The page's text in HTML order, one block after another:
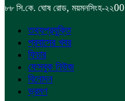
৮৮ সি.কে. ঘোষ রোড, ময়মনসিংহ-২২00
তথ্যপ্রযুক্তি
প্রবাসের খবর
ফিচার
ফেসবুক নিউজ
বিনোদন
ভ্রমণ